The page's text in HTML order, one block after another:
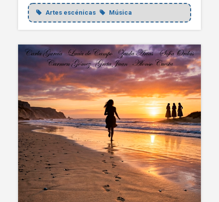
Artes escénicas Música